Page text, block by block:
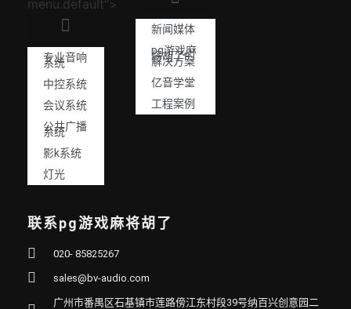
menu.default">
专业音响
系统
中控系统
会议系统
公共广播
系统
影k系统
灯光
新闻媒体
pg游戏麻
将胡了的
解决方案
亿音学堂
工程案例
联系pg游戏麻将胡了
020- 85825267
sales@bv-audio.com
广州市番禺区石基镇市莲路傍江东村段39号纳百兴创意园二